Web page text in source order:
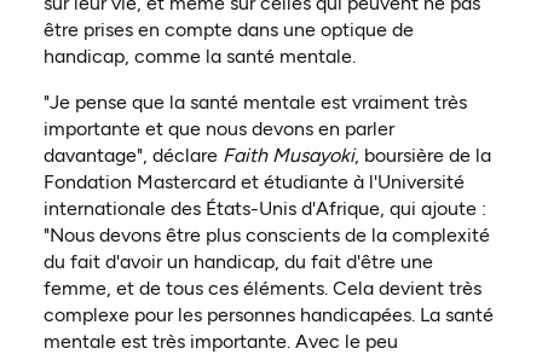
être prises en compte dans une optique de
handicap, comme la santé mentale.
"Je pense que la santé mentale est vraiment très
importante et que nous devons en parler
davantage", déclare Faith Musayoki, boursière de la
Fondation Mastercard et étudiante à l'Université
internationale des États-Unis d'Afrique, qui ajoute :
"Nous devons être plus conscients de la complexité
du fait d'avoir un handicap, du fait d'être une
femme, et de tous ces éléments. Cela devient très
complexe pour les personnes handicapées. La santé
mentale est très importante. Avec le peu